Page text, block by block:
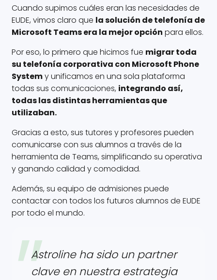
Cuando supimos cuáles eran las necesidades de
EUDE, vimos claro que la solución de telefonía de
Microsoft Teams era la mejor opción para ellos.
Por eso, lo primero que hicimos fue migrar toda
su telefonía corporativa con Microsoft Phone
Systemy unificamos en una sola plataforma
todas sus comunicaciones, integrando así,
todas las distintas herramientas que
utilizaban.
Gracias a esto, sus tutores y profesores pueden
comunicarse con sus alumnos a través de la
herramienta de Teams, simplificando su operativa
y ganando calidad y comodidad.
Además, su equipo de admisiones puede
contactar con todos los futuros alumnos de EUDE
por todo el mundo.
Astroline ha sido un partner
clave en nuestra estrategia